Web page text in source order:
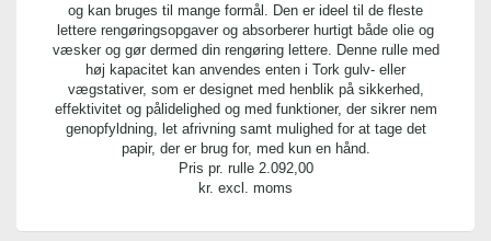
og kan bruges til mange formål. Den er ideel til de fleste
lettere rengøringsopgaver og absorberer hurtigt både olie og
væsker og gør dermed din rengøring lettere. Denne rulle med
høj kapacitet kan anvendes enten i Tork gulv- eller
vægstativer, som er designet med henblik på sikkerhed,
effektivitet og pålidelighed og med funktioner, der sikrer nem
genopfyldning, let afrivning samt mulighed for at tage det
papir, der er brug for, med kun en hånd.
Pris pr. rulle 2.092,00
kr. excl. moms